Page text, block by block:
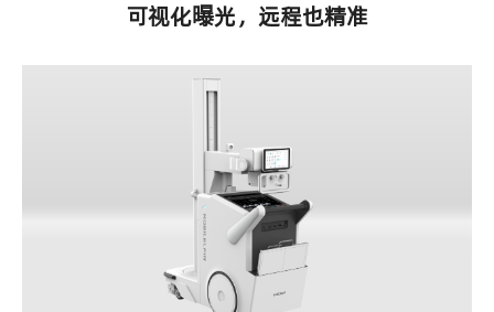
可视化曝光，远程也精准